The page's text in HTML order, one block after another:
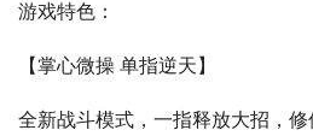
游戏特色：
【掌心微操 单指逆天】
全新战斗模式，一指释放大招，